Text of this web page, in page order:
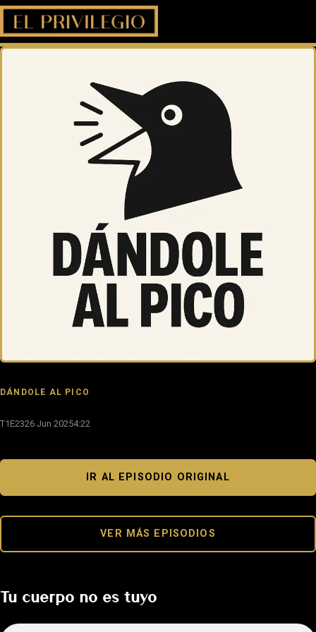
DÁNDOLE AL PICO
T1E2326 Jun 20254:22
IR AL EPISODIO ORIGINAL
VER MÁS EPISODIOS
Tu cuerpo no es tuyo